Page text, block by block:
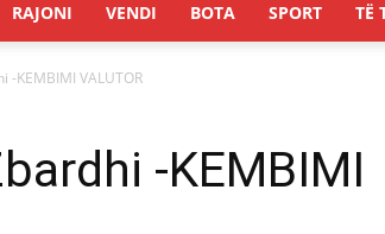
RAJONI VENDI BOTA SPORT TË
KEMBIMI VALUTOR
-KEMBIMI